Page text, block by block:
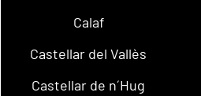
Calaf
Castellar del Vallès
Castellar de n´Hug